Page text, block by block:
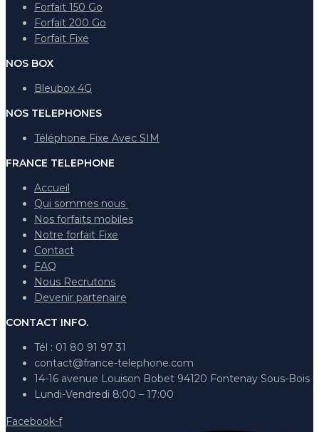
Forfait 150 Go
Forfait 200 Go
Forfait Fixe
NOS BOX
Bleubox 4G
NOS TELEPHONES
Téléphone Fixe Avec SIM
FRANCE TELEPHONE
Accueil
Qui sommes nous
Nos forfaits mobiles
Notre forfait Fixe
Contact
FAQ
Nous Recrutons
Devenir partenaire
CONTACT INFO.
Tél : 01 80 91 97 31
contact@france-telephone.com
14-16 avenue Louison Bobet 94120 Fontenay Sous-Bois
Lundi-Vendredi 8:00 – 17:00
Facebook-f